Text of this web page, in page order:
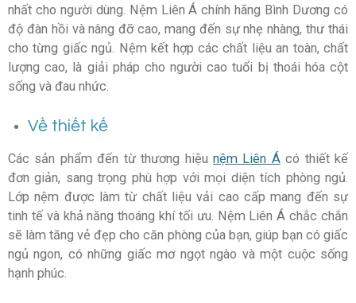
nhất cho người dùng. Nệm Liên Á chính hãng Bình Dương có
độ đàn hồi và nâng đỡ cao, mang đến sự nhẹ nhàng, thư thái
cho từng giấc ngủ. Nệm kết hợp các chất liệu an toàn, chất
lượng cao, là giải pháp cho người cao tuổi bị thoái hóa cột
sống và đau nhức.
Về thiết kế
Các sản phẩm đến từ thương hiệu nệm Liên Ácó thiết kế
đơn giản, sang trọng phù hợp với mọi diện tích phòng ngủ.
Lớp nệm được làm từ chất liệu vải cao cấp mang đến sự
tinh tế và khả năng thoáng khí tối ưu. Nệm Liên Á chắc chắn
sẽ làm tăng vẻ đẹp cho căn phòng của bạn, giúp bạn có giấc
ngủ ngon, có những giấc mơ ngọt ngào và một cuộc sống
hạnh phúc.